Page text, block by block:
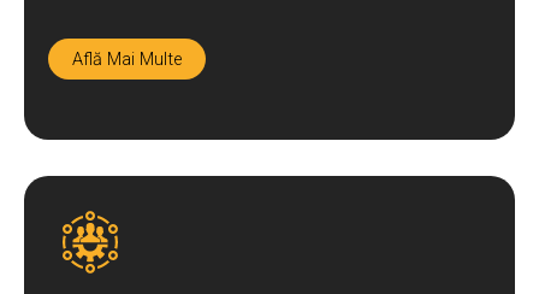
Află Mai Multe